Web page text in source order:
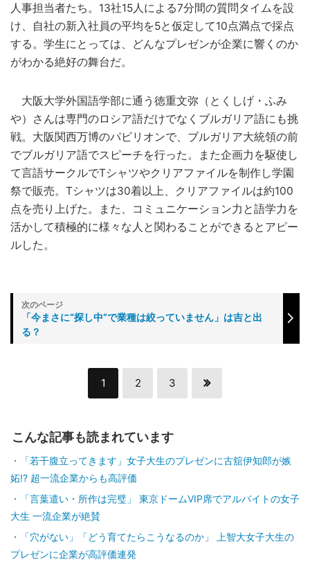
人事担当者たち。13社15人による7分間の質問タイムを設
け、自社の新入社員の平均を5と仮定して10点満点で採点
する。学生にとっては、どんなプレゼンが企業に響くのか
がわかる絶好の舞台だ。
大阪大学外国語学部に通う徳重文弥（とくしげ・ふみ
や）さんは専門のロシア語だけでなくブルガリア語にも挑
戦。大阪関西万博のパビリオンで、ブルガリア大統領の前
でブルガリア語でスピーチを行った。また企画力を駆使し
て言語サークルでTシャツやクリアファイルを制作し学園
祭で販売。Tシャツは30着以上、クリアファイルは約100
点を売り上げた。また、コミュニケーション力と語学力を
活かして積極的に様々な人と関わることができるとアピー
ルした。
「今まさに“探し中”で業種は絞っていません」は吉と出
る？
1 2 3
こんな記事も読まれています
「若干腹立ってきます」女子大生のプレゼンに古舘伊知郎が嫉
妬!? 超一流企業からも高評価
「言葉遣い・所作は完璧」 東京ドームVIP席でアルバイトの女子
大生 一流企業が絶賛
「穴がない」「どう育てたらこうなるのか」 上智大女子大生の
プレゼンに企業が高評価連発